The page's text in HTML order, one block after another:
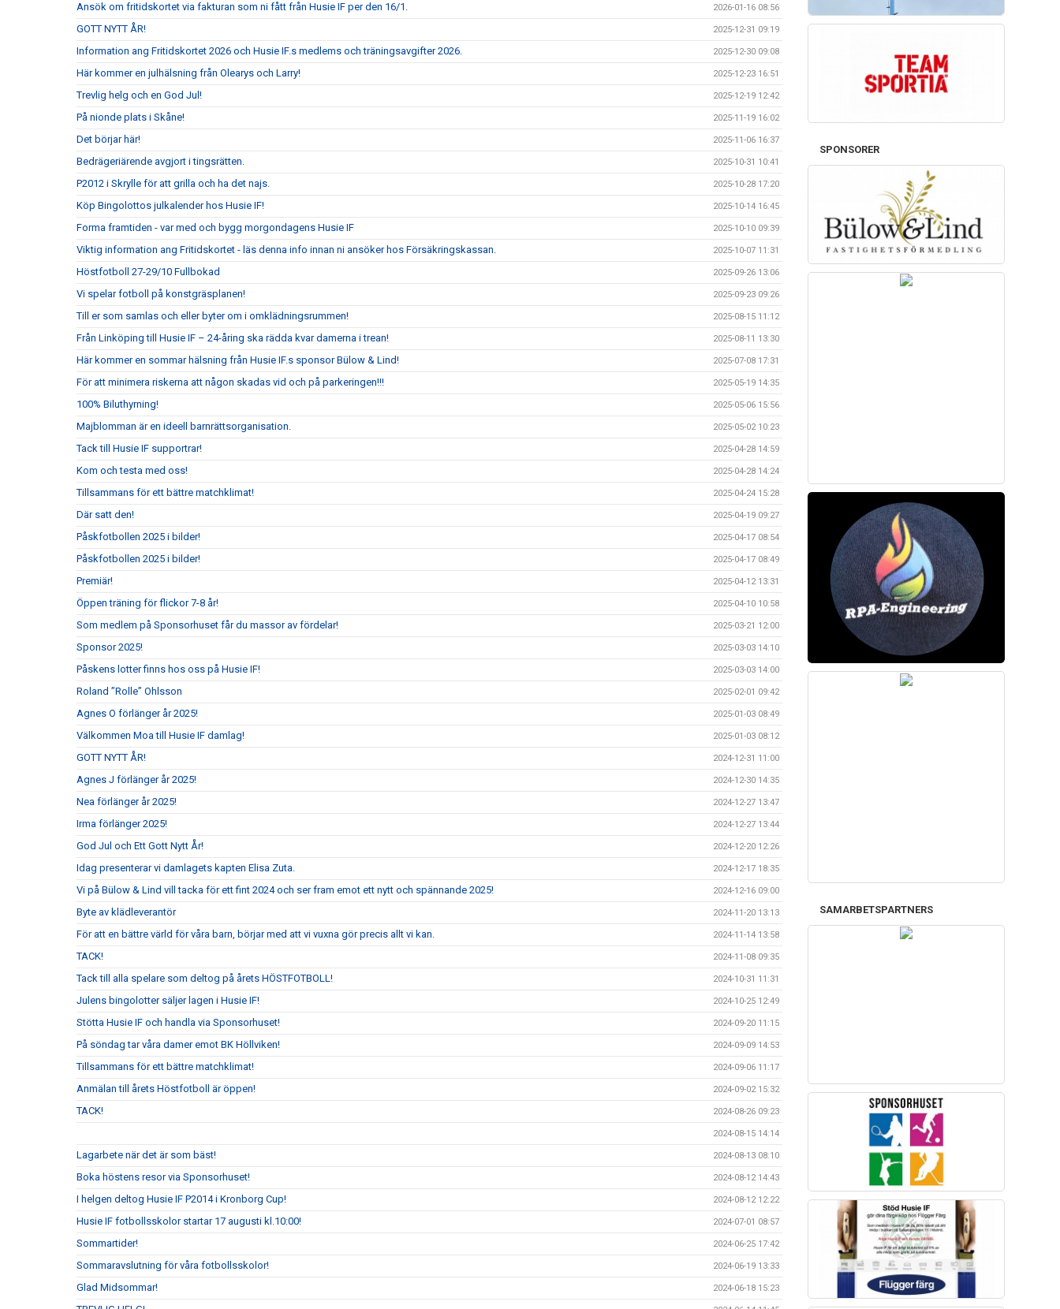
Ansök om fritidskortet via fakturan som ni fått från Husie IF per den 16/1. 2026-01-16 08:56
GOTT NYTT ÅR! 2025-12-31 09:19
Information ang Fritidskortet 2026 och Husie IF.s medlems och träningsavgifter 2026. 2025-12-30 09:08
Här kommer en julhälsning från Olearys och Larry! 2025-12-23 16:51
Trevlig helg och en God Jul! 2025-12-19 12:42
På nionde plats i Skåne! 2025-11-19 16:02
Det börjar här! 2025-11-06 16:37
Bedrägeriärende avgjort i tingsrätten. 2025-10-31 10:41
P2012 i Skrylle för att grilla och ha det najs. 2025-10-28 17:20
Köp Bingolottos julkalender hos Husie IF! 2025-10-14 16:45
Forma framtiden - var med och bygg morgondagens Husie IF 2025-10-10 09:39
Viktig information ang Fritidskortet - läs denna info innan ni ansöker hos Försäkringskassan. 2025-10-07 11:31
Höstfotboll 27-29/10 Fullbokad 2025-09-26 13:06
Vi spelar fotboll på konstgräsplanen! 2025-09-23 09:26
Till er som samlas och eller byter om i omklädningsrummen! 2025-08-15 11:12
Från Linköping till Husie IF – 24-åring ska rädda kvar damerna i trean! 2025-08-11 13:30
Här kommer en sommar hälsning från Husie IF.s sponsor Bülow & Lind! 2025-07-08 17:31
För att minimera riskerna att någon skadas vid och på parkeringen!!! 2025-05-19 14:35
100% Biluthyrning! 2025-05-06 15:56
Majblomman är en ideell barnrättsorganisation. 2025-05-02 10:23
Tack till Husie IF supportrar! 2025-04-28 14:59
Kom och testa med oss! 2025-04-28 14:24
Tillsammans för ett bättre matchklimat! 2025-04-24 15:28
Där satt den! 2025-04-19 09:27
Påskfotbollen 2025 i bilder! 2025-04-17 08:54
Påskfotbollen 2025 i bilder! 2025-04-17 08:49
Premiär! 2025-04-12 13:31
Öppen träning för flickor 7-8 år! 2025-04-10 10:58
Som medlem på Sponsorhuset får du massor av fördelar! 2025-03-21 12:00
Sponsor 2025! 2025-03-03 14:10
Påskens lotter finns hos oss på Husie IF! 2025-03-03 14:00
Roland ”Rolle” Ohlsson 2025-02-01 09:42
Agnes O förlänger år 2025! 2025-01-03 08:49
Välkommen Moa till Husie IF damlag! 2025-01-03 08:12
GOTT NYTT ÅR! 2024-12-31 11:00
Agnes J förlänger år 2025! 2024-12-30 14:35
Nea förlänger år 2025! 2024-12-27 13:47
Irma förlänger 2025! 2024-12-27 13:44
God Jul och Ett Gott Nytt År! 2024-12-20 12:26
Idag presenterar vi damlagets kapten Elisa Zuta. 2024-12-17 18:35
Vi på Bülow & Lind vill tacka för ett fint 2024 och ser fram emot ett nytt och spännande 2025! 2024-12-16 09:00
Byte av klädleverantör 2024-11-20 13:13
För att en bättre värld för våra barn, börjar med att vi vuxna gör precis allt vi kan. 2024-11-14 13:58
TACK! 2024-11-08 09:35
Tack till alla spelare som deltog på årets HÖSTFOTBOLL! 2024-10-31 11:31
Julens bingolotter säljer lagen i Husie IF! 2024-10-25 12:49
Stötta Husie IF och handla via Sponsorhuset! 2024-09-20 11:15
På söndag tar våra damer emot BK Höllviken! 2024-09-09 14:53
Tillsammans för ett bättre matchklimat! 2024-09-06 11:17
Anmälan till årets Höstfotboll är öppen! 2024-09-02 15:32
TACK! 2024-08-26 09:23
2024-08-15 14:14
Lagarbete när det är som bäst! 2024-08-13 08:10
Boka höstens resor via Sponsorhuset! 2024-08-12 14:43
I helgen deltog Husie IF P2014 i Kronborg Cup! 2024-08-12 12:22
Husie IF fotbollsskolor startar 17 augusti kl.10:00! 2024-07-01 08:57
Sommartider! 2024-06-25 17:42
Sommaravslutning för våra fotbollsskolor! 2024-06-19 13:33
Glad Midsommar! 2024-06-18 15:23
SPONSORER
SAMARBETSPARTNERS